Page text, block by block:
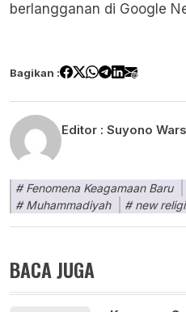
berlangganan di Google
Bagikan :
Editor : Suyono
Fenomena Keagamaan Baru
Muhammadiyah
new
BACA JUGA